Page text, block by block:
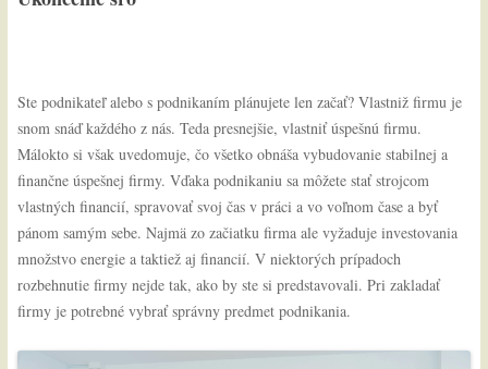
Ste podnikateľ alebo s podnikaním plánujete len začať? Vlastniž firmu je
snom snáď každého z nás. Teda presnejšie, vlastniť úspešnú firmu.
Málokto si však uvedomuje, čo všetko obnáša vybudovanie stabilnej a
finančne úspešnej firmy. Vďaka podnikaniu sa môžete stať strojcom
vlastných financií, spravovať svoj čas v práci a vo voľnom čase a byť
pánom samým sebe. Najmä zo začiatku firma ale vyžaduje investovania
množstvo energie a taktiež aj financií. V niektorých prípadoch
rozbehnutie firmy nejde tak, ako by ste si predstavovali. Pri zakladať
firmy je potrebné vybrať správny predmet podnikania.